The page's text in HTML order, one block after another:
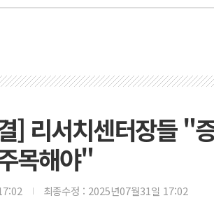
] 리서치센터장들 "
목해야"
최종수정 : 2025년07월31일 17:02